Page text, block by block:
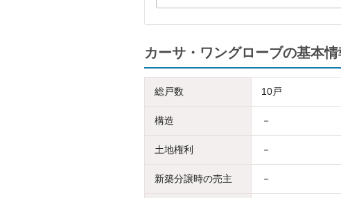
カーサ・ワングローブの基本情
総戸数 10戸
構造 －
土地権利 －
新築分譲時の売主 －